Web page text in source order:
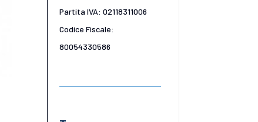
Partita IVA: 02118311006
Codice Fiscale:
80054330586